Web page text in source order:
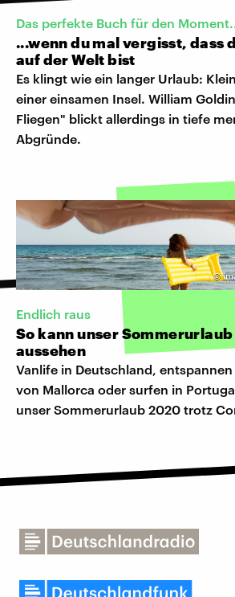
Das perfekte Buch für den
...wenn du mal vergisst, dass
auf der Welt bist
Es klingt wie ein langer Urlaub:
einer einsamen Insel. William
Fliegen" blickt allerdings in tiefe
Abgründe.
©
Endlich raus
So kann unser
aussehen
Vanlife in Deutschland,
von Mallorca oder surfen in
unser Sommerurlaub 2020 trotz